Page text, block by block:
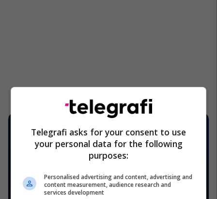
Telegrafi asks for your consent to use
your personal data for the following
purposes:
Personalised advertising and content, advertising and
content measurement, audience research and
services development